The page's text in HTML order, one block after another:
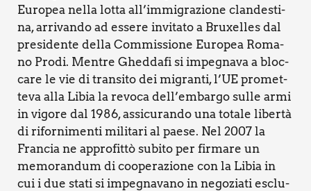
Euro­pea nel­la lot­ta all’immigrazione clan­de­sti­
na, arri­van­do ad esse­re invi­ta­to a Bru­xel­les dal
pre­si­den­te del­la Com­mis­sio­ne Euro­pea Roma­
no Pro­di. Men­tre Ghed­da­fi si impe­gna­va a bloc­
ca­re le vie di tran­si­to dei migran­ti, l’UE pro­met­
te­va alla Libia la revo­ca dell’embargo sul­le armi
in vigo­re dal 1986, assi­cu­ran­do una tota­le liber­tà
di rifor­ni­men­ti mili­ta­ri al pae­se. Nel 2007 la
Fran­cia ne appro­fit­tò subi­to per fir­ma­re un
memo­ran­dum di coo­pe­ra­zio­ne con la Libia in
cui i due sta­ti si impe­gna­va­no in nego­zia­ti esclu­